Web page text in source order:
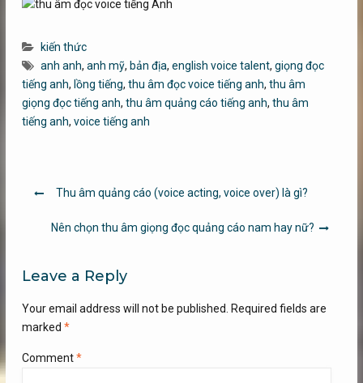
kiến thức
anh anh, anh mỹ, bản địa, english voice talent, giọng đọc
tiếng anh, lồng tiếng, thu âm đọc voice tiếng anh, thu âm
giọng đọc tiếng anh, thu âm quảng cáo tiếng anh, thu âm
tiếng anh, voice tiếng anh
PostThu âm quảng cáo (voice acting, voice over) là gì?
Nên chọn thu âm giọng đọc quảng cáo nam hay nữ?
Leave a Reply
Your email address will not be published.
Required fields are
marked *
Comment*